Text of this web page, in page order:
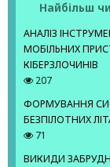
Найбільш
АНАЛІЗ
МОБІЛЬНИХ
КІБЕРЗЛОЧИНІВ
207
ФОРМУВАННЯ
БЕЗПІЛОТНИХ
71
ВИКИДИ